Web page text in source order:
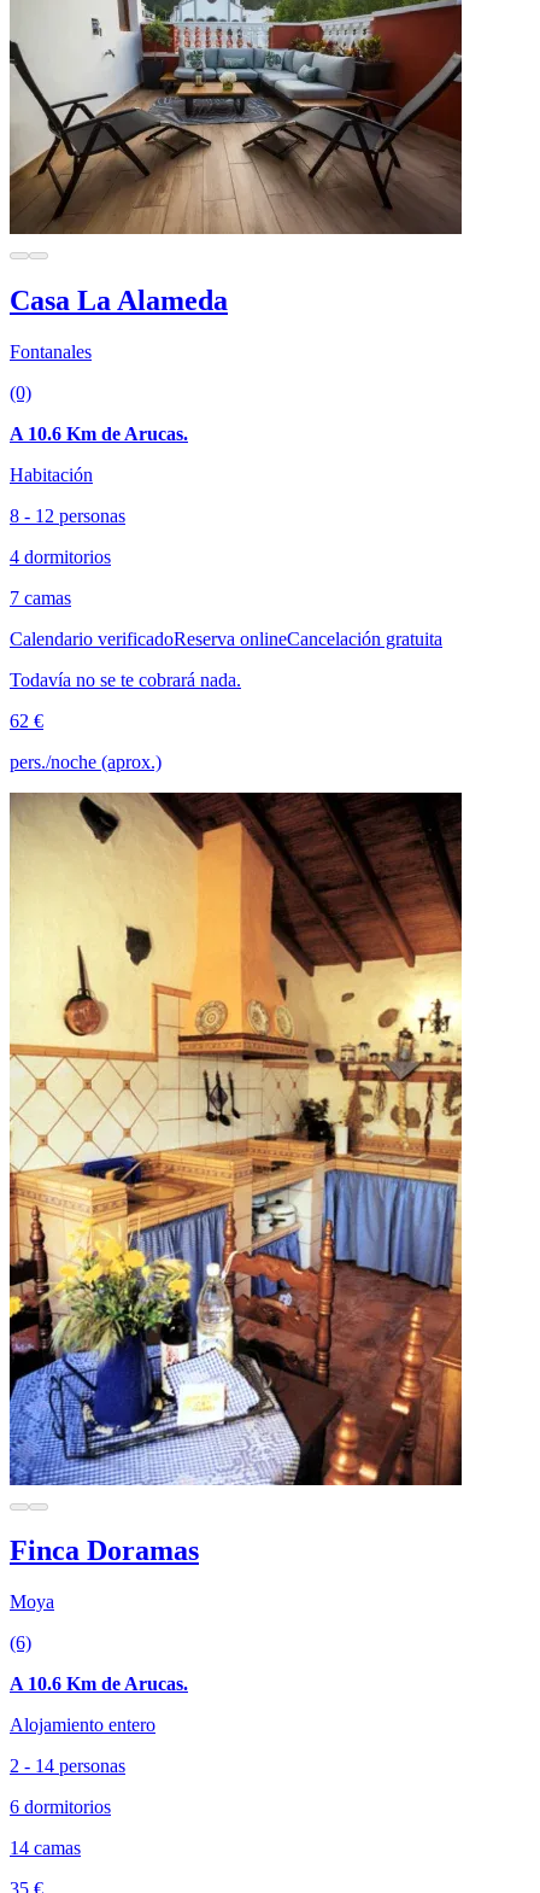
Casa La Alameda
Fontanales
(0)
A 10.6 Km de Arucas.
Habitación
8 - 12 personas
4 dormitorios
7 camas
Calendario verificadoReserva onlineCancelación gratuita
Todavía no se te cobrará nada.
62 €
pers./noche (aprox.)
Finca Doramas
Moya
(6)
A 10.6 Km de Arucas.
Alojamiento entero
2 - 14 personas
6 dormitorios
14 camas